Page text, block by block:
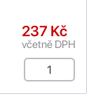
237 Kč
včetně DPH